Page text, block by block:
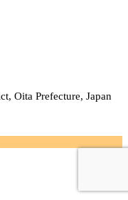
Oita Prefecture, Japan